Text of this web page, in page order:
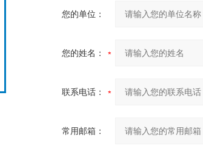
您的单位：
您的姓名：
联系电话：
常用邮箱：